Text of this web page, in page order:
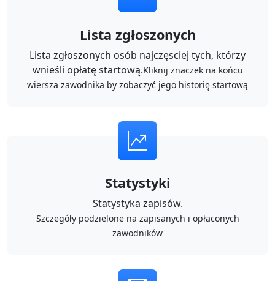
Lista zgłoszonych
Lista zgłoszonych osób najczęsciej tych, którzy
wnieśli opłatę startową.Kliknij znaczek na końcu
wiersza zawodnika by zobaczyć jego historię startową
Statystyki
Statystyka zapisów.
Szczegóły podzielone na zapisanych i opłaconych
zawodników